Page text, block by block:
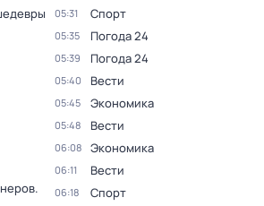
.
05:31 Спорт
05:35 Погода 24
05:39 Погода 24
05:40 Вести
05:45 Экономика
05:48 Вести
06:08 Экономика
06:11 Вести
06:18 Спорт